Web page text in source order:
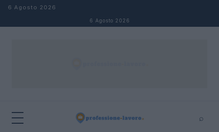
Salta al contenuto
6 Agosto 2026
6 Agosto 2026
⌕